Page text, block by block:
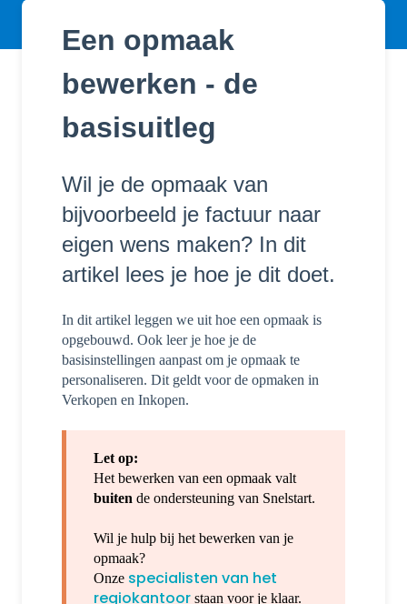
Een opmaak
bewerken - de
basisuitleg
Wil je de opmaak van
bijvoorbeeld je factuur naar
eigen wens maken? In dit
artikel lees je hoe je dit doet.
In dit artikel leggen we uit hoe een opmaak is
opgebouwd. Ook leer je hoe je de
basisinstellingen aanpast om je opmaak te
personaliseren. Dit geldt voor de opmaken in
Verkopen en Inkopen.
Let op:
Het bewerken van een opmaak valt
buiten de ondersteuning van Snelstart.
Wil je hulp bij het bewerken van je
opmaak?
Onze specialisten van het
regiokantoor staan voor je klaar.